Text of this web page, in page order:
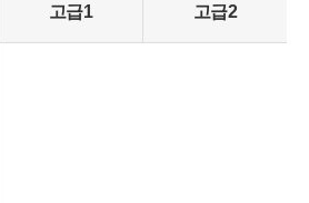
고급1 고급2